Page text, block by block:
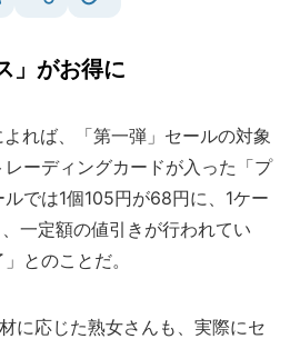
」がお得に
れば、「第一弾」セールの対象
ーディングカードが入った「プ
では1個105円が68円に、1ケー
一定額の値引きが行われてい
とのことだ。
に応じた熟女さんも、実際にセ